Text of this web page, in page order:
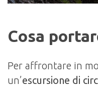
Cosa
Per affrontare in
un’escursione di